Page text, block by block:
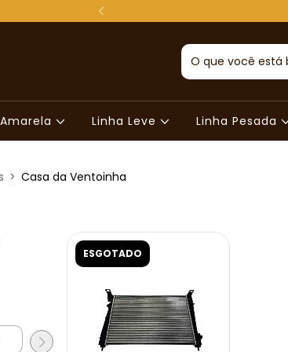
Linha Leve Linha Pesada
> Casa da Ventoinha
ESGOTADO